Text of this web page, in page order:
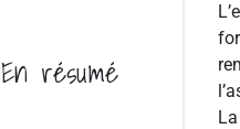
En résumé